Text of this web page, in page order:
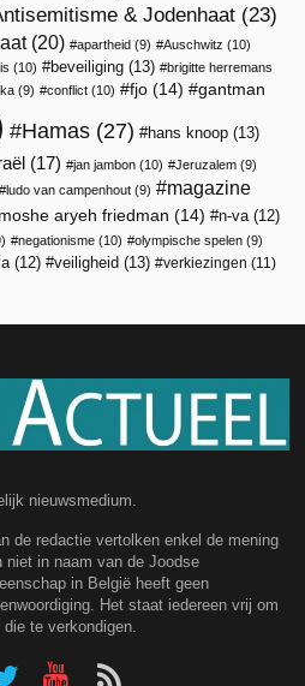
& Jodenhaat (23)
(20) apartheid (9) Auschwitz (10)
(10) beveiliging (13)
brigitte herremans
(9) conflict (10) fjo (14) gantman
Hamas (27) hans knoop (13)
(17) jan jambon (10) Jeruzalem (9)
ludo van campenhout (9)
magazine
moshe aryeh friedman (14) n-va (12)
negationisme (10) olympische spelen (9)
(12) veiligheid (13) verkiezingen (11)
nieuwsmedium.
de redactie vertolken enkel de mening
in naam van de Joodse
in België heeft geen
Het staat iedereen vrij om
te verkondigen.